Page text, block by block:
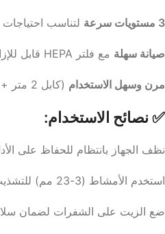
3 مستويات سرعة لتناسب احتياجات
صيانة سهلة مع فلتر HEPA قابل للإزالة والتنظيف.
مرن وسهل الاستخدام (كابل 2 متر + أنبوب مرن 1.5 متر).
✅ نصائح الاستخدام:
نظف الجهاز بانتظام للحفاظ على
استخدم الأمشاط (3-23 مم) للتشذيب الآمن.
ضع الزيت على الشفرات لضمان